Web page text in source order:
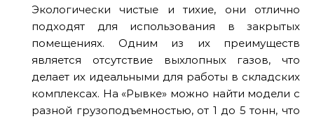
Экологически чистые и тихие, они отлично
подходят для использования в закрытых
помещениях. Одним из их преимуществ
является отсутствие выхлопных газов, что
делает их идеальными для работы в складских
комплексах. На «Рывке» можно найти модели с
разной грузоподъемностью, от 1 до 5 тонн, что